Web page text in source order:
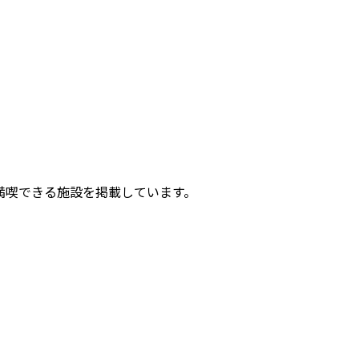
できる施設を掲載しています。